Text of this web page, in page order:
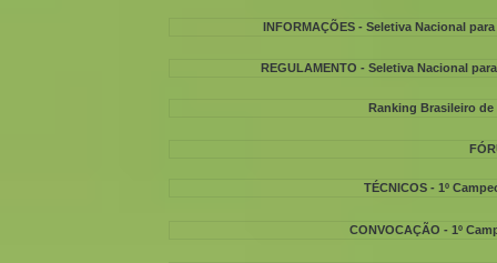
CONVOCAÇÃO - 1º
TÉCNICOS - 1º
Ranking Brasileiro de
REGULAMENTO - Seletiva Nacional
INFORMAÇÕES - Seletiva Nacional